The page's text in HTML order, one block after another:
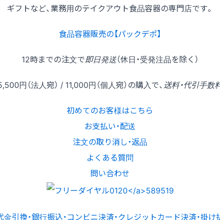
ギフトなど、業務用のテイクアウト食品容器の専門店です。
食品容器販売の【パックデポ】
12時までの注文で即日発送（休日・受発注品を除く）
円（法人宛） / 11,000円（個人宛）の購入で、 送料・代引手数
初めてのお客様はこちら
お支払い・配送
注文の取り消し・返品
よくある質問
問い合わせ